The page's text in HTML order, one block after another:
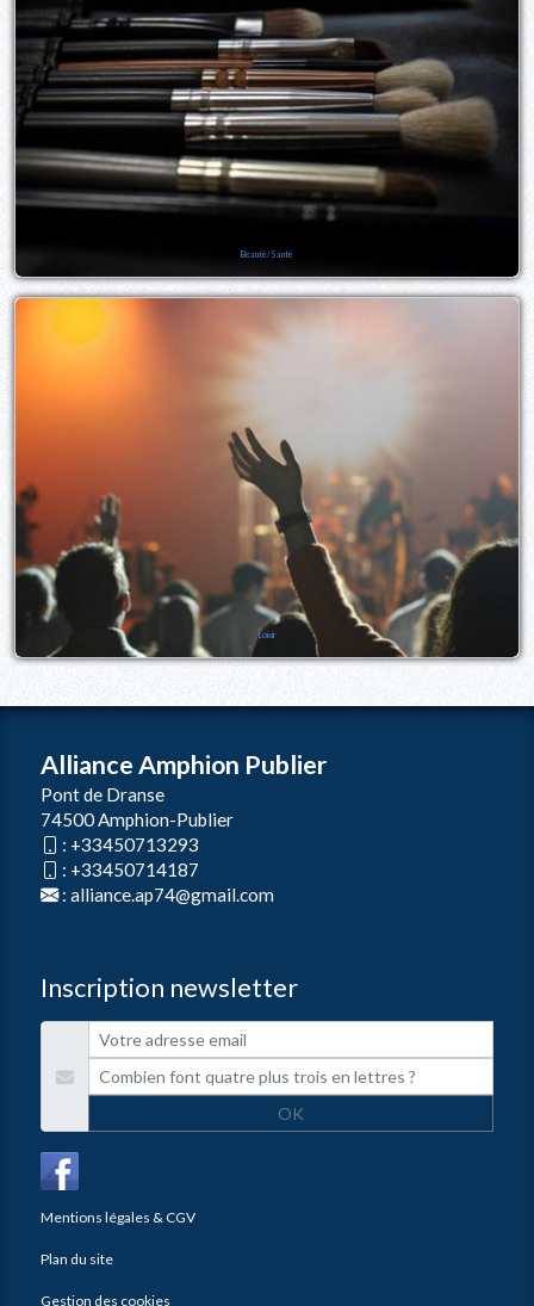
Beauté/Santé
Loisir
Alliance Amphion Publier
Pont de Dranse
74500 Amphion-Publier
: +33450713293
: +33450714187
: alliance.ap74@gmail.com
Inscription newsletter
OK
Mentions légales & CGV
Plan du site
Gestion des cookies